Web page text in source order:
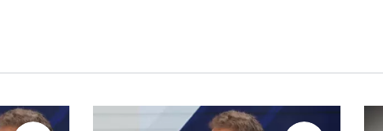
Cuestiona gestiones anteriores